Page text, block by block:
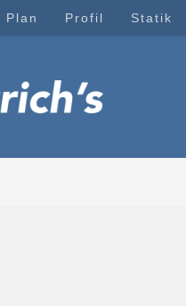
Plan Profil Statik